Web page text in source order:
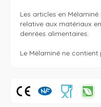
Les articles en
relative aux matériaux
denrées alimentaires.
Le Mélaminé ne